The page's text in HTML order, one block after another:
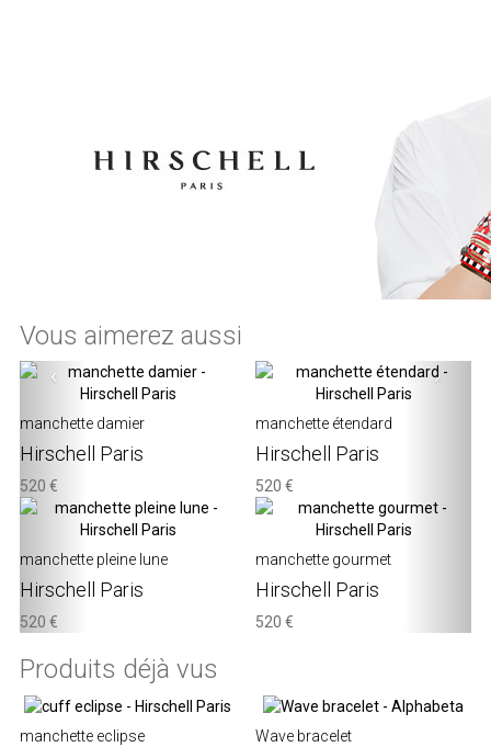
Vous aimerez aussi
‹ ›
manchette damier
Hirschell Paris
520 €
manchette étendard
Hirschell Paris
520 €
manchette pleine lune
Hirschell Paris
520 €
manchette gourmet
Hirschell Paris
520 €
Produits déjà vus
manchette eclipse Wave bracelet